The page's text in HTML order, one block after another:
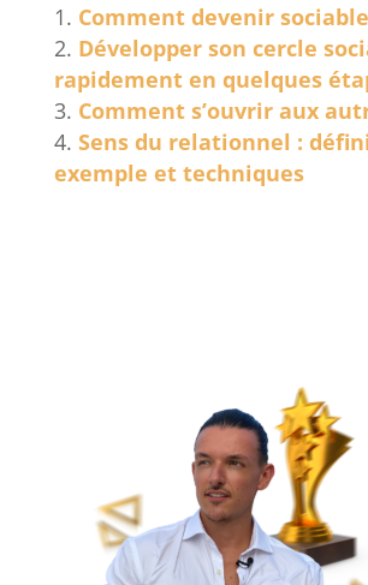
Comment devenir sociable
Développer son cercle
rapidement en quelques
Comment s’ouvrir aux
Sens du relationnel :
exemple et techniques